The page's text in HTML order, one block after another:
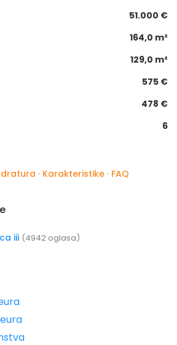
51.000 €
164,0 m²
129,0 m²
575 €
478 €
6
· Karakteristike · FAQ
iii (4942 oglasa)